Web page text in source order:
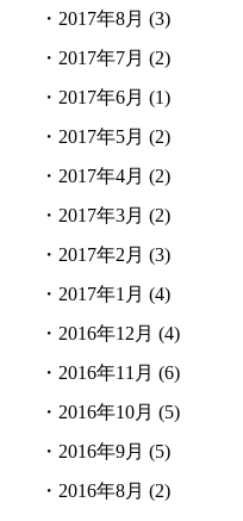
・ 2017年8月 (3)
・ 2017年7月 (2)
・ 2017年6月 (1)
・ 2017年5月 (2)
・ 2017年4月 (2)
・ 2017年3月 (2)
・ 2017年2月 (3)
・ 2017年1月 (4)
・ 2016年12月 (4)
・ 2016年11月 (6)
・ 2016年10月 (5)
・ 2016年9月 (5)
・ 2016年8月 (2)